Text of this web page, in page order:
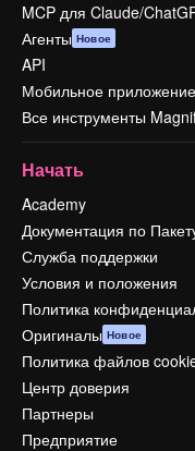
MCP для Claude/
Агенты Новое
API
Мобильное приложение
Все инструменты
Начать
Academy
Документация по
Служба поддержки
Условия и положения
Политика
Оригиналы Новое
Политика файлов
Центр доверия
Партнеры
Предприятие